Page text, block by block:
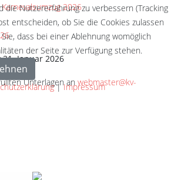
2026
31. Januar 2026
Unterlagen an webmaster@kv-
die Nutzererfahrung zu verbessern (Tracking
entscheiden, ob Sie die Cookies zulassen
dass bei einer Ablehnung womöglich
der Seite zur Verfügung stehen.
|Impressum